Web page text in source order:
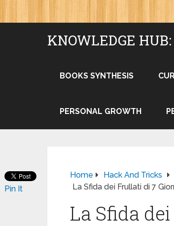
KNOWLEDGE
BOOKS SYNTHESIS
PERSONAL GROWTH
Home
Hack And Tricks
La Sfida dei Frullati di 7
La Sfida
Pin It